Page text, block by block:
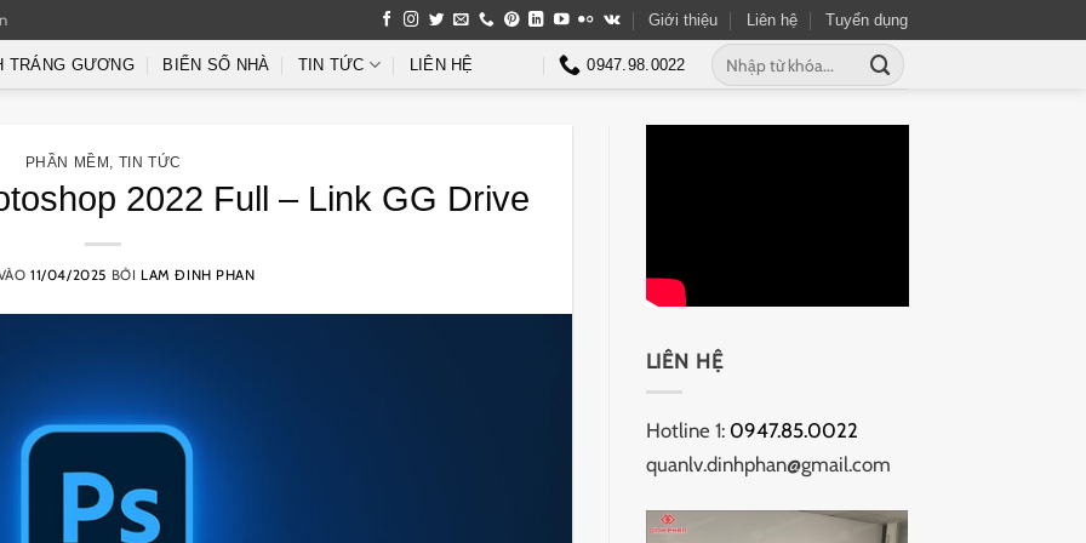
Giới thiệu Liên hệ Tuyển dụng
TRÁNG GƯƠNG BIỂN SỐ NHÀ TIN TỨC LIÊN HỆ 0947.98.0022
Tìm
kiếm:
PHẦN MỀM TIN TỨC
2022 Full – Link GG Drive
11/04/2025 BỞI LAM ĐINH PHAN
LIÊN HỆ
Hotline 1: 0947.85.0022
quanlv.dinhphan@gmail.com